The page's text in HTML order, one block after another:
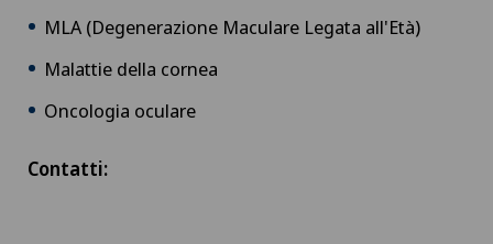
MLA (Degenerazione Maculare Legata all'Età)
Malattie della cornea
Oncologia oculare
Contatti: